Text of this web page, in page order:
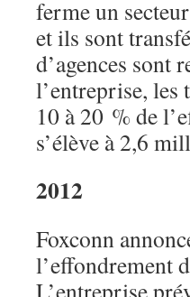
ferme un
et ils sont
d’agences sont
l’entreprise, les
10 à 20 % de
s’élève à 2,6
2012
Foxconn
l’effondrement
L’entreprise